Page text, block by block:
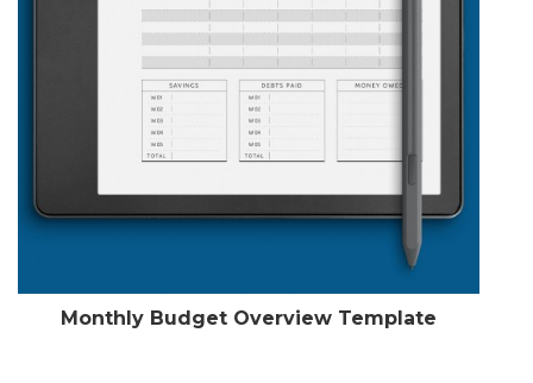
Monthly Budget Overview Template